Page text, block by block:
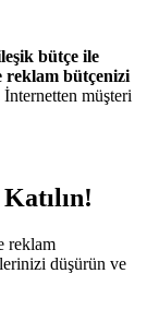
bütçe ile
reklam bütçenizi
İnternetten müşteri
reklam
düşürün ve